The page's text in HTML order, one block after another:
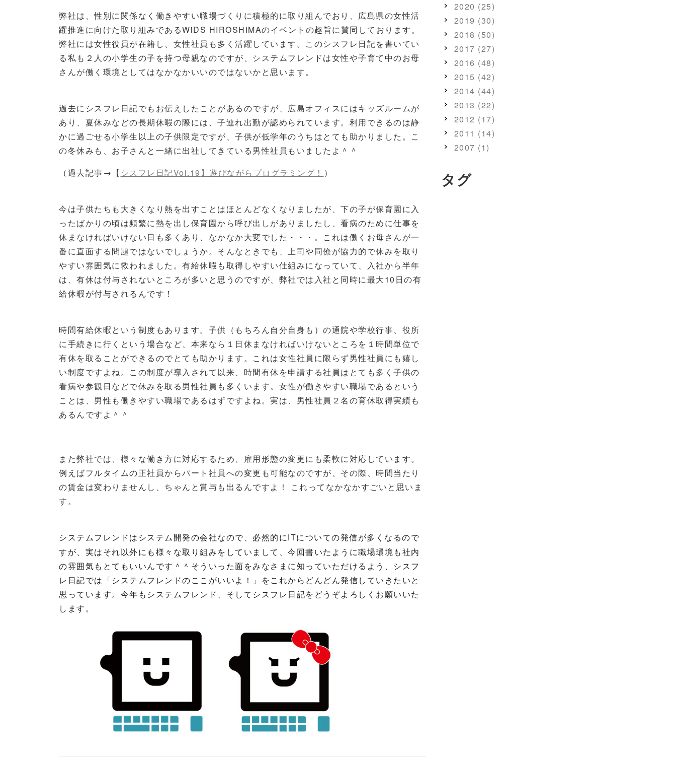
弊社は、性別に関係なく働きやすい職場づくりに積極的に取り組んでおり、広島県の女性活
躍推進に向けた取り組みであるWiDS HIROSHIMAのイベントの趣旨に賛同しております。
弊社には女性役員が在籍し、女性社員も多く活躍しています。このシスフレ日記を書いてい
る私も２人の小学生の子を持つ母親なのですが、システムフレンドは女性や子育て中のお母
さんが働く環境としてはなかなかいいのではないかと思います。
過去にシスフレ日記でもお伝えしたことがあるのですが、広島オフィスにはキッズルームが
あり、夏休みなどの長期休暇の際には、子連れ出勤が認められています。利用できるのは静
かに過ごせる小学生以上の子供限定ですが、子供が低学年のうちはとても助かりました。こ
の冬休みも、お子さんと一緒に出社してきている男性社員もいましたよ＾＾
（過去記事→【 シスフレ日記Vol.19 】遊びながらプログラミング！ ）
今は子供たちも大きくなり熱を出すことはほとんどなくなりましたが、下の子が保育園に入
ったばかりの頃は頻繁に熱を出し保育園から呼び出しがありましたし、看病のために仕事を
休まなければいけない日も多くあり、なかなか大変でした・・・。これは働くお母さんが一
番に直面する問題ではないでしょうか。そんなときでも、上司や同僚が協力的で休みを取り
やすい雰囲気に救われました。有給休暇も取得しやすい仕組みになっていて、入社から半年
は、有休は付与されないところが多いと思うのですが、弊社では入社と同時に最大10 日の有
給休暇が付与されるんです！
時間有給休暇という制度もあります。子供（もちろん自分自身も）の通院や学校行事、役所
に手続きに行くという場合など、本来なら１日休まなければいけないところを１時間単位で
有休を取ることができるのでとても助かります。これは女性社員に限らず男性社員にも嬉し
い制度ですよね。この制度が導入されて以来、時間有休を申請する社員はとても多く子供の
看病や参観日などで休みを取る男性社員も多くいます。女性が働きやすい職場であるという
ことは、男性も働きやすい職場であるはずですよね。実は、男性社員２名の育休取得実績も
あるんですよ＾＾
また弊社では、様々な働き方に対応するため、雇用形態の変更にも柔軟に対応しています。
例えばフルタイムの正社員からパート社員への変更も可能なのですが、その際、時間当たり
の賃金は変わりませんし、ちゃんと賞与も出るんですよ！ これってなかなかすごいと思いま
す。
システムフレンドはシステム開発の会社なので、必然的に ITについての発信が多くなるので
すが、実はそれ以外にも様々な取り組みをしていまして、今回書いたように職場環境も社内
の雰囲気もとてもいいんです＾＾そういった面をみなさまに知っていただけるよう、シスフ
レ日記では「システムフレンドのここがいいよ！」をこれからどんどん発信していきたいと
思っています。今年もシステムフレンド、そしてシスフレ日記をどうぞよろしくお願いいた
します。
2020 (25)
2019 (30)
2018 (50)
2017 (27)
2016 (48)
2015 (42)
2014 (44)
2013 (22)
2012 (17)
2011 (14)
2007 (1)
タグ